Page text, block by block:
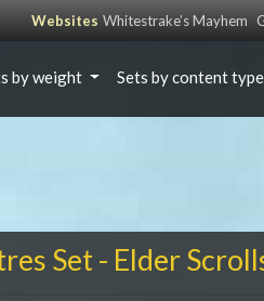
Websites Whitestrake’s Mayhem
by weight Sets by content type
Set - Elder